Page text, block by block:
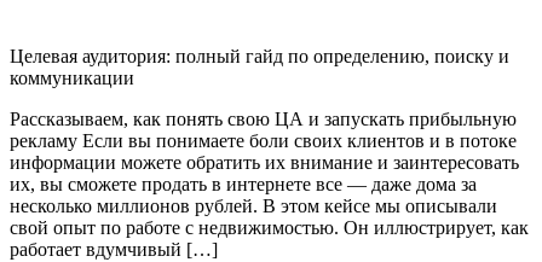
Целевая аудитория: полный гайд по определению, поиску и
коммуникации
Рассказываем, как понять свою ЦА и запускать прибыльную
рекламу Если вы понимаете боли своих клиентов и в потоке
информации можете обратить их внимание и заинтересовать
их, вы сможете продать в интернете все — даже дома за
несколько миллионов рублей. В этом кейсе мы описывали
свой опыт по работе с недвижимостью. Он иллюстрирует, как
работает вдумчивый […]